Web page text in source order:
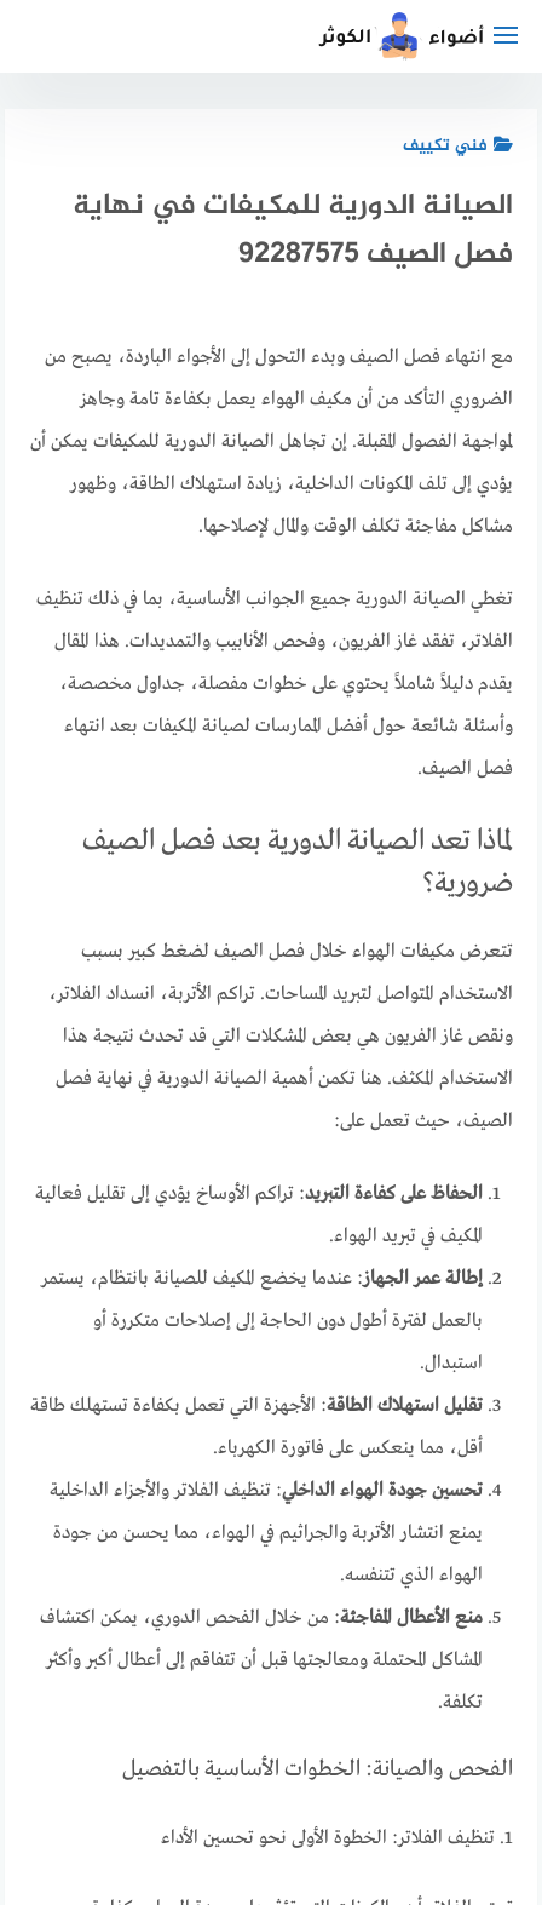
فني تكييف
الصيانة الدورية للمكيفات في نهاية
فصل الصيف 92287575
مع انتهاء فصل الصيف وبدء التحول إلى الأجواء الباردة، يصبح من
الضروري التأكد من أن مكيف الهواء يعمل بكفاءة تامة وجاهز
لمواجهة الفصول المقبلة. إن تجاهل الصيانة الدورية للمكيفات يمكن أن
يؤدي إلى تلف المكونات الداخلية، زيادة استهلاك الطاقة، وظهور
مشاكل مفاجئة تكلف الوقت والمال لإصلاحها.
تغطي الصيانة الدورية جميع الجوانب الأساسية، بما في ذلك تنظيف
الفلاتر، تفقد غاز الفريون، وفحص الأنابيب والتمديدات. هذا المقال
يقدم دليلاً شاملاً يحتوي على خطوات مفصلة، جداول مخصصة،
وأسئلة شائعة حول أفضل الممارسات لصيانة المكيفات بعد انتهاء
فصل الصيف.
لماذا تعد الصيانة الدورية بعد فصل الصيف
ضرورية؟
تتعرض مكيفات الهواء خلال فصل الصيف لضغط كبير بسبب
الاستخدام المتواصل لتبريد المساحات. تراكم الأتربة، انسداد الفلاتر،
ونقص غاز الفريون هي بعض المشكلات التي قد تحدث نتيجة هذا
الاستخدام المكثف. هنا تكمن أهمية الصيانة الدورية في نهاية فصل
الصيف، حيث تعمل على:
الحفاظ على كفاءة التبريد: تراكم الأوساخ يؤدي إلى تقليل فعالية
المكيف في تبريد الهواء.
إطالة عمر الجهاز: عندما يخضع المكيف للصيانة بانتظام، يستمر
بالعمل لفترة أطول دون الحاجة إلى إصلاحات متكررة أو
استبدال.
تقليل استهلاك الطاقة: الأجهزة التي تعمل بكفاءة تستهلك طاقة
أقل، مما ينعكس على فاتورة الكهرباء.
تحسين جودة الهواء الداخلي: تنظيف الفلاتر والأجزاء الداخلية
يمنع انتشار الأتربة والجراثيم في الهواء، مما يحسن من جودة
الهواء الذي تتنفسه.
منع الأعطال المفاجئة: من خلال الفحص الدوري، يمكن اكتشاف
المشاكل المحتملة ومعالجتها قبل أن تتفاقم إلى أعطال أكبر وأكثر
تكلفة.
الفحص والصيانة: الخطوات الأساسية بالتفصيل
1. تنظيف الفلاتر: الخطوة الأولى نحو تحسين الأداء